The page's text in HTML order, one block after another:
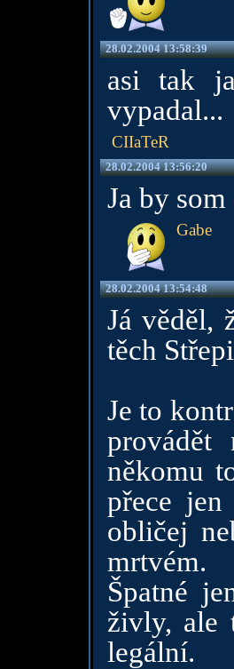
28.02.2004 13:58:39
asi tak
vypadal...
CIIaTeR
28.02.2004 13:56:20
Ja by
Gabe
28.02.2004 13:54:48
Já věděl,
těch
Je to
někomu
přece
obličej
mrtvém.
Špatné
živly, ale
legální.